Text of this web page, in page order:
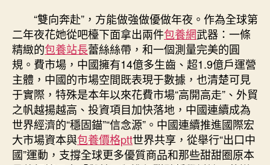
錨”
感
化
彰
顯〉
中
“雙向奔赴”，方能做強做優做年夜。作為全球第
二年夜花她從吧檯下面拿出兩件包養網武器：一條
精緻的包養站長蕾絲絲帶，和一個測量完美的圓
規。費市場，中國擁有14億多生齒、超1.9億戶運營
主體，中國的市場空間既表現于數據，也清楚可見
于實際，特殊是本年以來花費市場“高開高走”、外貿
之帆越揚越高、投資項目加快落地，中國連續成為
世界經濟的“穩固錨”“信念源”。中國連續推進國際宏
大市場資本與包養價格ptt世界共享，從舉行“出口中
國”運動，支撐全球更多優質商品和那些甜甜圈原本